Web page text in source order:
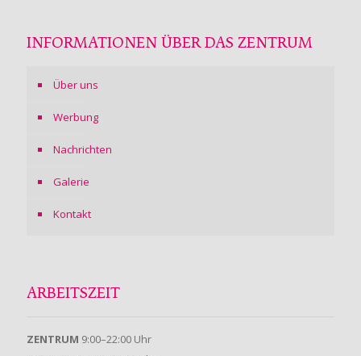
INFORMATIONEN ÜBER DAS ZENTRUM
Über uns
Werbung
Nachrichten
Galerie
Kontakt
ARBEITSZEIT
ZENTRUM 9:00–22:00 Uhr